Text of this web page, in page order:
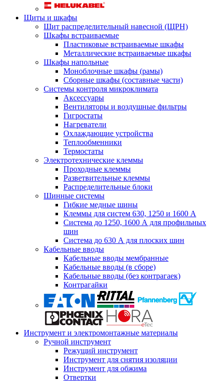
Щиты и шкафы
Щит распределительный навесной (ЩРН)
Шкафы встраиваемые
Пластиковые встраиваемые шкафы
Металлические встраиваемые шкафы
Шкафы напольные
Моноблочные шкафы (рамы)
Сборные шкафы (составные части)
Системы контроля микроклимата
Аксессуары
Вентиляторы и воздушные фильтры
Гигростаты
Нагреватели
Охлаждающие устройства
Теплообменники
Термостаты
Электротехнические клеммы
Проходные клеммы
Разветвительные клеммы
Распределительные блоки
Шинные системы
Гибкие медные шины
Клеммы для систем 630, 1250 и 1600 А
Система до 1250, 1600 А для профильных
шин
Система до 630 А для плоских шин
Кабельные вводы
Кабельные вводы мембранные
Кабельные вводы (в сборе)
Кабельные вводы (без контрагаек)
Контрагайки
Инструмент и электромонтажные материалы
Ручной инструмент
Режущий инструмент
Инструмент для снятия изоляции
Инструмент для обжима
Отвертки